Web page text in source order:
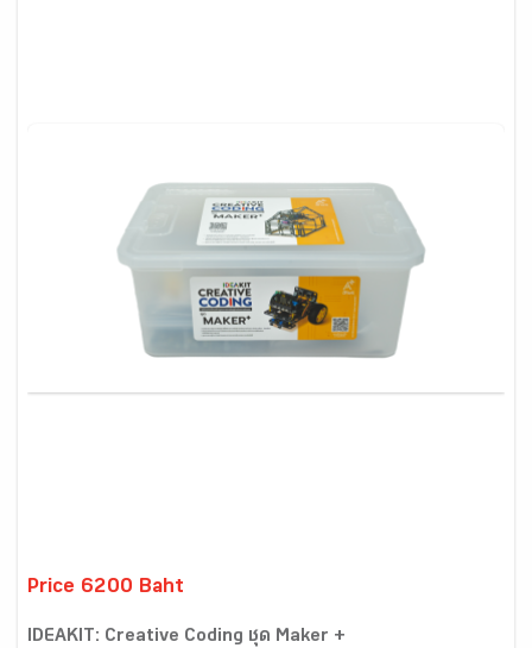
Price 6200 Baht
IDEAKIT: Creative Coding ชุด Maker +